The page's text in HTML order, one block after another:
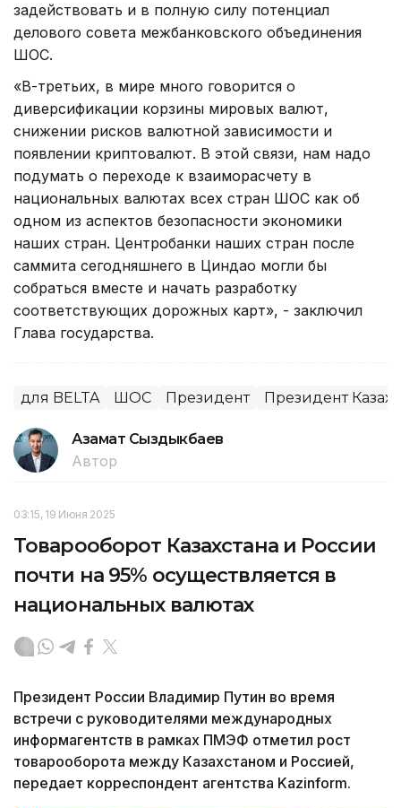
задействовать и в полную силу потенциал
делового совета межбанковского объединения
ШОС.
«В-третьих, в мире много говорится о
диверсификации корзины мировых валют,
снижении рисков валютной зависимости и
появлении криптовалют. В этой связи, нам надо
подумать о переходе к взаиморасчету в
национальных валютах всех стран ШОС как об
одном из аспектов безопасности экономики
наших стран. Центробанки наших стран после
саммита сегодняшнего в Циндао могли бы
собраться вместе и начать разработку
соответствующих дорожных карт», - заключил
Глава государства.
для BELTA ШОС Президент Президент
Азамат Сыздыкбаев
Автор
03:15, 19 Июня 2025
Товарооборот Казахстана и России
почти на 95% осуществляется в
национальных валютах
Президент России Владимир Путин во время
встречи с руководителями международных
информагентств в рамках ПМЭФ отметил рост
товарооборота между Казахстаном и Россией,
передает корреспондент агентства Kazinform.